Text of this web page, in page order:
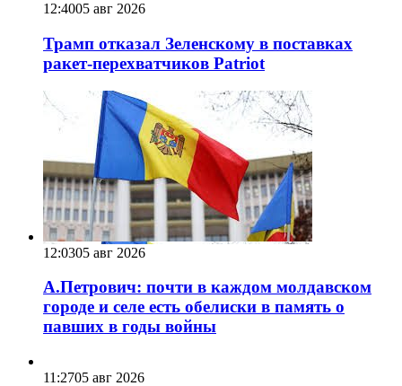
12:4005 авг 2026
Трамп отказал Зеленскому в поставках
ракет-перехватчиков Patriot
12:0305 авг 2026
А.Петрович: почти в каждом молдавском
городе и селе есть обелиски в память о
павших в годы войны
11:2705 авг 2026